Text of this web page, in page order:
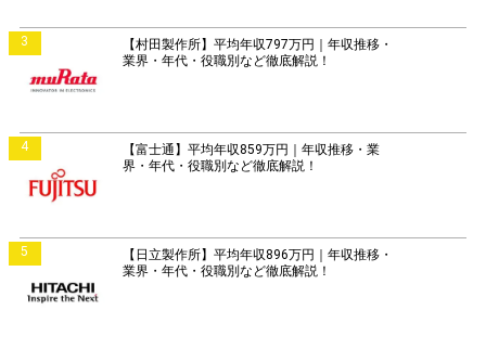
3
【村田製作所】平均年収797万円｜年収推移・
業界・年代・役職別など徹底解説！
4
【富士通】平均年収859万円｜年収推移・業
界・年代・役職別など徹底解説！
5
【日立製作所】平均年収896万円｜年収推移・
業界・年代・役職別など徹底解説！